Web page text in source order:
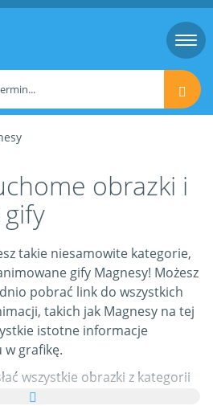
obrazki i
takie niesamowite kategorie,
gify Magnesy! Możesz
pobrać link do wszystkich
takich jak Magnesy na tej
istotne informacje
w grafikę.
wszystkie obrazki z kategorii
elektronicznej do swoich